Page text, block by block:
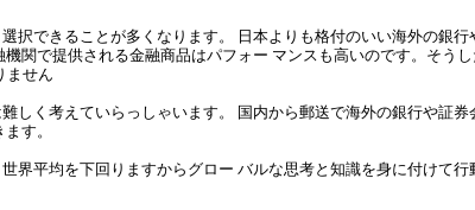
択できることが多くなります。 日本よりも格付のいい海外の銀
関で提供される金融商品はパフォー マンスも高いのです。そう
ません
しく考えていらっしゃいます。 国内から郵送で海外の銀行や証
す。
界平均を下回りますからグロー バルな思考と知識を身に付けて